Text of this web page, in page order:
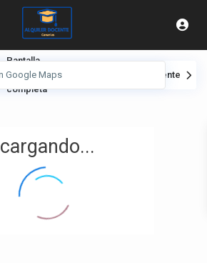
cargando...
Pantalla
completa
Siguiente